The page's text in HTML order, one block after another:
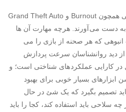
گیمر های سبک اکشن از بازی هایی همچون Burnout و Grand Theft Auto
دست می آورند. هرچه مهارت آن ها
که هر صحنه از بازی را می
دید روانشناسان سرعت پردازش
در کارایی عملکرد های شناختی است؛ و
بسیار خوبی برای بهبود
تصمیم بگیرد که یک شئ در حال
باید استفاده کند، کجا را باید